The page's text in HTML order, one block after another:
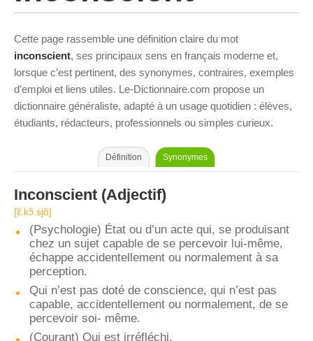
Cette page rassemble une définition claire du mot
inconscient, ses principaux sens en français moderne et,
lorsque c’est pertinent, des synonymes, contraires, exemples
d’emploi et liens utiles. Le-Dictionnaire.com propose un
dictionnaire généraliste, adapté à un usage quotidien : élèves,
étudiants, rédacteurs, professionnels ou simples curieux.
Définition Synonymes
Inconscient (Adjectif)
[ɛ̃.kɔ̃.sjɑ̃]
(Psychologie) État ou d’un acte qui, se produisant
chez un sujet capable de se percevoir lui-même,
échappe accidentellement ou normalement à sa
perception.
Qui n’est pas doté de conscience, qui n’est pas
capable, accidentellement ou normalement, de se
percevoir soi- même.
(Courant) Qui est irréfléchi.